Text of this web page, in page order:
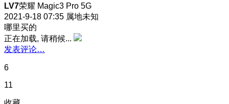
LV7荣耀 Magic3 Pro 5G
2021-9-18 07:35 属地未知
哪里买的
正在加载, 请稍候...
发表评论…
6
11